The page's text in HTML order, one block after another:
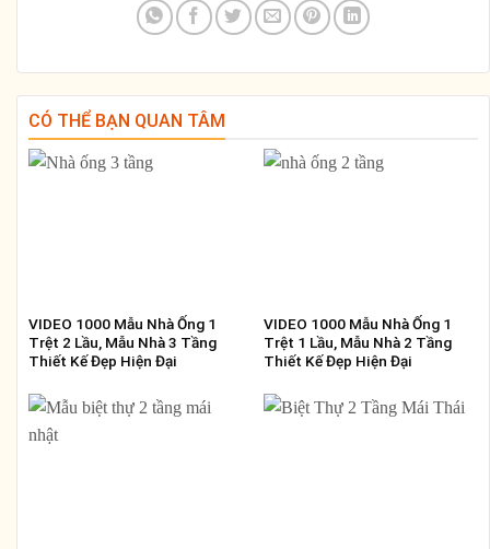
CÓ THỂ BẠN QUAN TÂM
VIDEO 1000 Mẫu Nhà Ống 1
Trệt 2 Lầu, Mẫu Nhà 3 Tầng
Thiết Kế Đẹp Hiện Đại
VIDEO 1000 Mẫu Nhà Ống 1
Trệt 1 Lầu, Mẫu Nhà 2 Tầng
Thiết Kế Đẹp Hiện Đại